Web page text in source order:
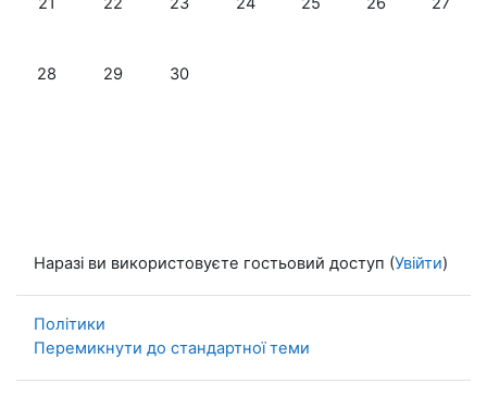
Немає подій, понеділок, 28 квітня
28 Немає подій, вівторок, 29 квітня
29 Немає подій, середа, 30 квітня
30
Наразі ви використовуєте гостьовий доступ (Увійти)
Політики
Перемикнути до стандартної теми